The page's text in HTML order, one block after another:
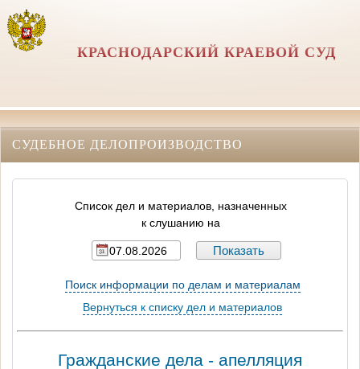
КРАСНОДАРСКИЙ КРАЕВОЙ СУД
СУДЕБНОЕ ДЕЛОПРОИЗВОДСТВО
Список дел и материалов, назначенных
к слушанию на
Поиск информации по делам и материалам
Вернуться к списку дел и материалов
Гражданские дела - апелляция